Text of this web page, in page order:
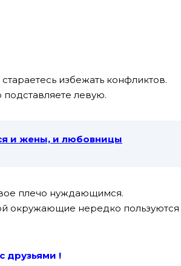
избежать конфликтов.
левую.
и жены, и любовницы
плечо нуждающимся.
окружающие нередко пользуются
друзьями !